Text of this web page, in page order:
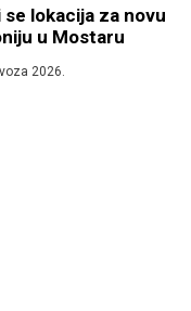
se lokacija za novu
u Mostaru
2026.